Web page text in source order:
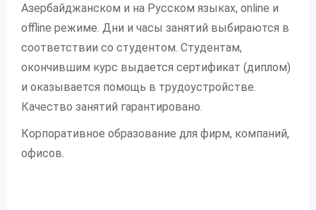
Азербайджанском и на Русском языках, online и
offline режиме. Дни и часы занятий выбираются в
соответствии со студентом. Студентам,
окончившим курс выдается сертификат (диплом)
и оказывается помощь в трудоустройстве.
Качество занятий гарантировано.
Корпоративное образование для фирм, компаний,
офисов.